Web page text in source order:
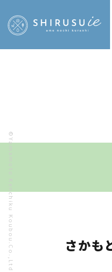
さかも
©Yamamoto Kenchiku Koubou.Co.,Ltd